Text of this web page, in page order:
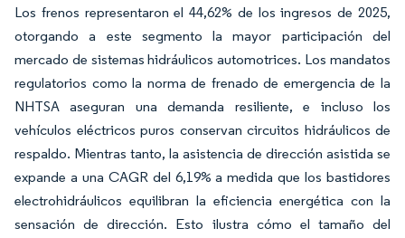
Los frenos representaron el 44,62% de los ingresos de 2025,
otorgando a este segmento la mayor participación del
mercado de sistemas hidráulicos automotrices. Los mandatos
regulatorios como la norma de frenado de emergencia de la
NHTSA aseguran una demanda resiliente, e incluso los
vehículos eléctricos puros conservan circuitos hidráulicos de
respaldo. Mientras tanto, la asistencia de dirección asistida se
expande a una CAGR del 6,19% a medida que los bastidores
electrohidráulicos equilibran la eficiencia energética con la
sensación de dirección. Esto ilustra cómo el tamaño del